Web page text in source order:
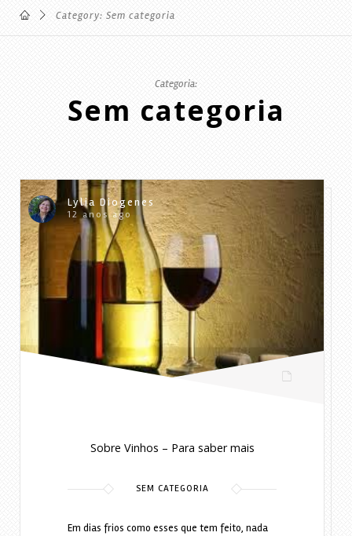
Category: Sem categoria
Categoria:
Sem categoria
Lylia Diogenes
12 anos ago
Sobre Vinhos – Para saber mais
SEM CATEGORIA
Em dias frios como esses que tem feito, nada